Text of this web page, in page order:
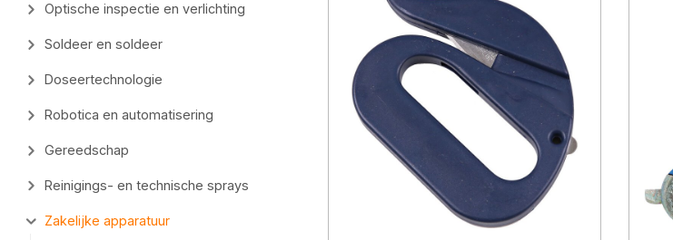
Optische inspectie en verlichting
Soldeer en soldeer
Doseertechnologie
Robotica en automatisering
Gereedschap
Reinigings- en technische sprays
Zakelijke apparatuur